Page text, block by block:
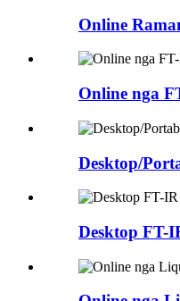
Online
Online nga
Desktop/
Desktop FT-